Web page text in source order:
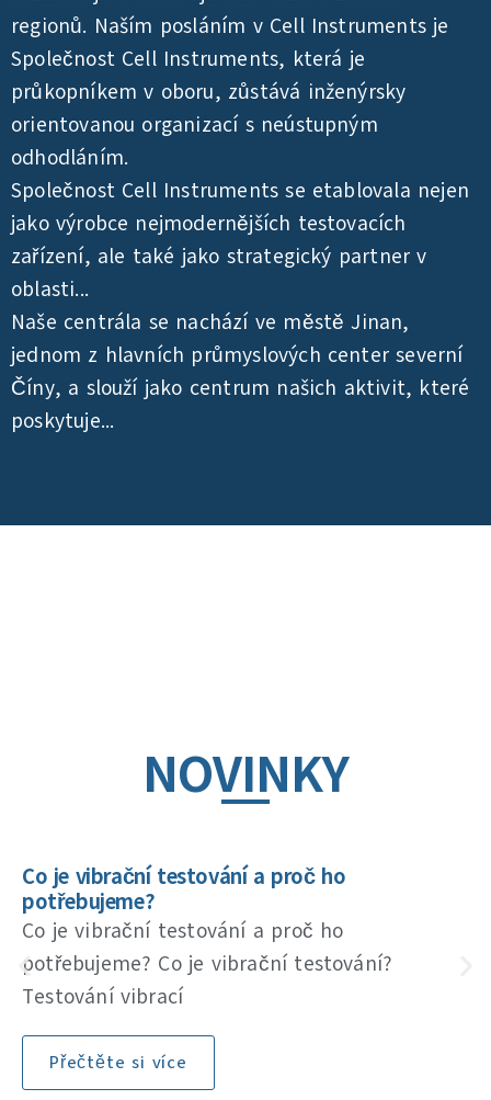
regionů. Naším posláním v Cell Instruments je
Společnost Cell Instruments, která je
průkopníkem v oboru, zůstává inženýrsky
orientovanou organizací s neústupným
odhodláním.
Společnost Cell Instruments se etablovala nejen
jako výrobce nejmodernějších testovacích
zařízení, ale také jako strategický partner v
oblasti...
Naše centrála se nachází ve městě Jinan,
jednom z hlavních průmyslových center severní
Číny, a slouží jako centrum našich aktivit, které
poskytuje...
NOVINKY
Co je vibrační testování a proč ho
potřebujeme?
Co je vibrační testování a proč ho
potřebujeme? Co je vibrační testování?
Testování vibrací
Přečtěte si více